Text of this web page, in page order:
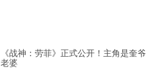
《战神：劳菲》正式公开！主角是奎爷
老婆